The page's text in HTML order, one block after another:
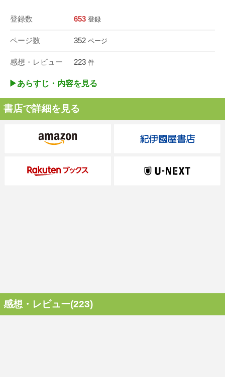
登録数 653 登録
ページ数 352 ページ
感想・レビュー 223 件
▶︎あらすじ・内容を見る
書店で詳細を見る
感想・レビュー(223)